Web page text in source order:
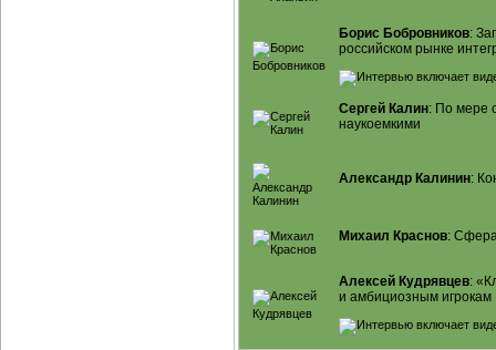
Борис Бобровников:
российском рынке
Сергей Калин: По мере
наукоемкими
Александр Калинин:
Михаил Краснов:
Алексей Кудрявцев:
и амбициозным игрокам